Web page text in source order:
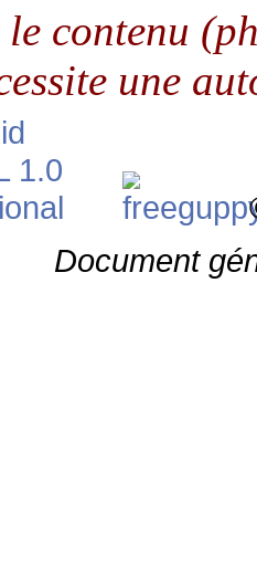
le contenu
une
Document